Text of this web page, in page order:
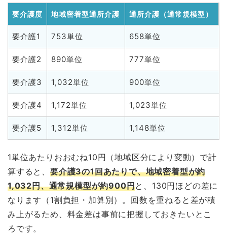
要介護度 地域密着型通所介護 通所介護（通常規模型）
要介護1 753単位 658単位
要介護2 890単位 777単位
要介護3 1,032単位 900単位
要介護4 1,172単位 1,023単位
要介護5 1,312単位 1,148単位
1単位あたりおおむね10円（地域区分により変動）で計
算すると、 要介護3の1回あたりで、地域密着型が約
1,032円、通常規模型が約900円と、130円ほどの差に
なります（1割負担・加算別）。回数を重ねると差が積
み上がるため、料金差は事前に把握しておきたいとこ
ろです。